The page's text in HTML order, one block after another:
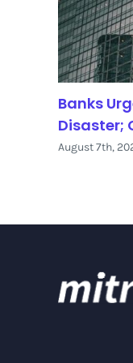
Banks
Disaster;
August 7th,